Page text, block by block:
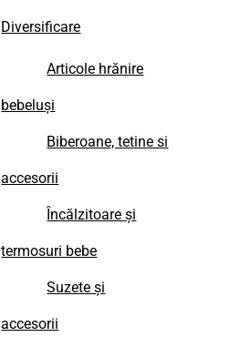
Diversificare
Articole hrănire
bebeluși
Biberoane, tetine si
accesorii
Încălzitoare și
termosuri bebe
Suzete și
accesorii